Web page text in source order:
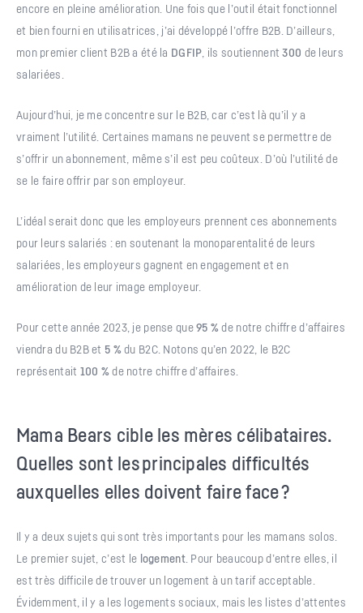
encore en pleine amélioration. Une fois que l’outil était fonctionnel
et bien fourni en utilisatrices, j’ai développé l’offre B2B. D’ailleurs,
mon premier client B2B a été la DGFIP , ils soutiennent300 de leurs
salariées.
Aujourd’hui, je me concentre sur le B2B, car c’est là qu’il y a
vraiment l’utilité. Certaines mamans ne peuvent se permettre de
s’offrir un abonnement, même s’il est peu coûteux. D’où l’utilité de
se le faire offrir par son employeur.
L’idéal serait donc que les employeurs prennent ces abonnements
pour leurs salariés : en soutenant la monoparentalité de leurs
salariées, les employeurs gagnent en engagement et en
amélioration de leur image employeur.
Pour cette année 2023, je pense que95 % de notre chiffre d’affaires
viendra du B2B et 5 % du B2C. Notons qu’en 2022, le B2C
représentait 100 % de notre chiffre d’affaires.
Mama Bears cible les mères célibataires.
Quelles sont les principales difficultés
auxquelles elles doivent faire face ?
Il y a deux sujets qui sont très importants pour les mamans solos.
Le premier sujet, c’est le logement. Pour beaucoup d’entre elles, il
est très difficile de trouver un logement à un tarif acceptable.
Évidemment, il y a les logements sociaux, mais les listes d’attentes